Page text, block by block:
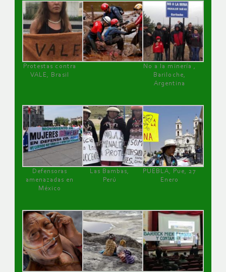
Protestas contra
VALE, Brasil
No a la minería ,
Bariloche,
Argentina
Defensoras
amenazadas en
México
Las Bambas,
Perú
PUEBLA, Pue, 27
Enero